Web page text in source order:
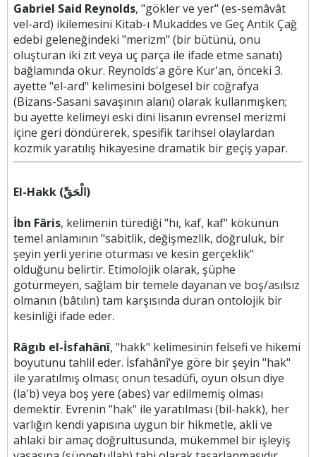
Gabriel Said Reynolds, "gökler ve yer" (es-semâvât
vel-ard) ikilemesini Kitab-ı Mukaddes ve Geç Antik Çağ
edebi geleneğindeki "merizm" (bir bütünü, onu
oluşturan iki zıt veya uç parça ile ifade etme sanatı)
bağlamında okur. Reynolds'a göre Kur'an, önceki 3.
ayette "el-ard" kelimesini bölgesel bir coğrafya
(Bizans-Sasani savaşının alanı) olarak kullanmışken;
bu ayette kelimeyi eski dini lisanın evrensel merizmi
içine geri döndürerek, spesifik tarihsel olaylardan
kozmik yaratılış hikayesine dramatik bir geçiş yapar.
El-Hakk (الْحَقِّ)
İbn Fâris, kelimenin türediği "hı, kaf, kaf" kökünün
temel anlamının "sabitlik, değişmezlik, doğruluk, bir
şeyin yerli yerine oturması ve kesin gerçeklik"
olduğunu belirtir. Etimolojik olarak, şüphe
götürmeyen, sağlam bir temele dayanan ve boş/asılsız
olmanın (bâtılın) tam karşısında duran ontolojik bir
kesinliği ifade eder.
Râgıb el-İsfahânî, "hakk" kelimesinin felsefi ve hikemi
boyutunu tahlil eder. İsfahânî'ye göre bir şeyin "hak"
ile yaratılmış olması; onun tesadüfi, oyun olsun diye
(la'b) veya boş yere (abes) var edilmemiş olması
demektir. Evrenin "hak" ile yaratılması (bil-hakk), her
varlığın kendi yapısına uygun bir hikmetle, akli ve
ahlaki bir amaç doğrultusunda, mükemmel bir işleyiş